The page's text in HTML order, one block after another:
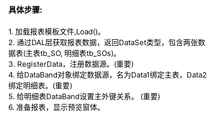
具体步骤:
1. 加载报表模板文件,Load()。
2. 通过DAL层获取报表数据，返回DataSet类型，包含两张数
据表(主表tb_SO, 明细表tb_SOs)。
3. RegisterData，注册数据源。(重要)
4. 给DataBand对象绑定数据源，名为Data1绑定主表，Data2
绑定明细表。(重要)
5. 给明细表DataBand设置主外键关系。 (重要)
6. 准备报表，显示预览窗体。